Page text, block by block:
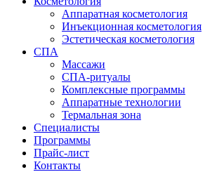
Аппаратная косметология
Инъекционная косметология
Эстетическая косметология
СПА
Массажи
СПА-ритуалы
Комплексные программы
Аппаратные технологии
Термальная зона
Специалисты
Программы
Прайс-лист
Контакты